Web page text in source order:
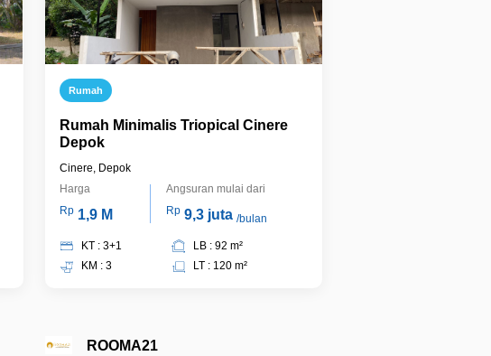
Rumah
Rumah Minimalis Triopical Cinere
Depok
Cinere, Depok
Harga
Rp 1,9 M
Angsuran mulai dari
Rp 9,3 juta /bulan
KT : 3+1
KM : 3
LB : 92 m²
LT : 120 m²
ROOMA21